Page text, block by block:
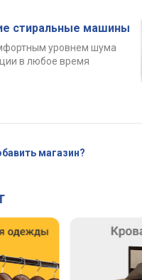
стиральные машины
уровнем шума
в любое время
магазин?